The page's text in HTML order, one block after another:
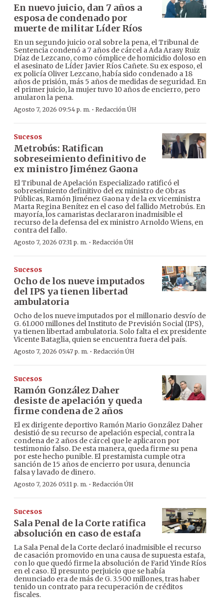
En nuevo juicio, dan 7 años a
esposa de condenado por
muerte de militar Líder Ríos
En un segundo juicio oral sobre la pena, el Tribunal de
Sentencia condenó a 7 años de cárcel a Ada Arasy Ruiz
Díaz de Lezcano, como cómplice de homicidio doloso en
el asesinato de Líder Javier Ríos Cañete. Su ex esposo, el
ex policía Oliver Lezcano, había sido condenado a 18
años de prisión, más 5 años de medidas de seguridad. En
el primer juicio, la mujer tuvo 10 años de encierro, pero
anularon la pena.
Agosto 7, 2026 09:54 p. m. · Redacción ÚH
Sucesos
Metrobús: Ratifican
sobreseimiento definitivo de
ex ministro Jiménez Gaona
El Tribunal de Apelación Especializado ratificó el
sobreseimiento definitivo del ex ministro de Obras
Públicas, Ramón Jiménez Gaona y de la ex viceministra
Marta Regina Benítez en el caso del fallido Metrobús. En
mayoría, los camaristas declararon inadmisible el
recurso de la defensa del ex ministro Arnoldo Wiens, en
contra del fallo.
Agosto 7, 2026 07:31 p. m. · Redacción ÚH
Sucesos
Ocho de los nueve imputados
del IPS ya tienen libertad
ambulatoria
Ocho de los nueve imputados por el millonario desvío de
G. 61.000 millones del Instituto de Previsión Social (IPS),
ya tienen libertad ambulatoria. Solo falta el ex presidente
Vicente Bataglia, quien se encuentra fuera del país.
Agosto 7, 2026 05:47 p. m. · Redacción ÚH
Sucesos
Ramón González Daher
desiste de apelación y queda
firme condena de 2 años
El ex dirigente deportivo Ramón Mario González Daher
desistió de su recurso de apelación especial, contra la
condena de 2 años de cárcel que le aplicaron por
testimonio falso. De esta manera, queda firme su pena
por este hecho punible. El prestamista cumple otra
sanción de 15 años de encierro por usura, denuncia
falsa y lavado de dinero.
Agosto 7, 2026 05:11 p. m. · Redacción ÚH
Sucesos
Sala Penal de la Corte ratifica
absolución en caso de estafa
La Sala Penal de la Corte declaró inadmisible el recurso
de casación promovido en una causa de supuesta estafa,
con lo que quedó firme la absolución de Farid Yinde Ríos
en el caso. El presunto perjuicio que se había
denunciado era de más de G. 3.500 millones, tras haber
tenido un contrato para recuperación de créditos
fiscales.